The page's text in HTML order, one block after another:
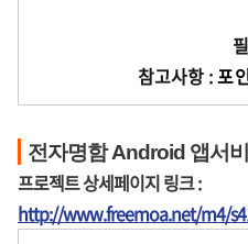
참고사항 :포
전자명함 Android 앱서
프로젝트 상세페이지 링크 :
http://www.freemoa.net/m4/